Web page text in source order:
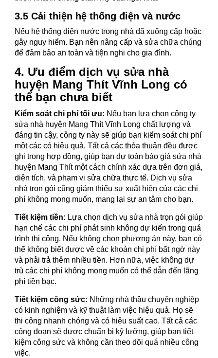
3.5 Cải thiện hệ thống điện và nước
Nếu hệ thống điện nước trong nhà đã xuống cấp hoặc
gây nguy hiểm. Bạn nên nâng cấp và sửa chữa chúng
để đảm bảo an toàn và tiện nghi cho gia đình.
4. Ưu điểm dịch vụ sửa nhà
huyện Mang Thít Vĩnh Long có
thể bạn chưa biết
Kiểm soát chi phí tối ưu: Nếu bạn lựa chọn công ty
sửa nhà huyện Mang Thít Vĩnh Long chất lượng và
đáng tin cậy, công ty này sẽ giúp bạn kiểm soát chi phí
một các có hiệu quả. Tất cả các thỏa thuận đều được
ghi trong hợp đồng, giúp bạn dự toán báo giá sửa nhà
huyện Mang Thít một cách chính xác dựa trên đơn giá,
diện tích, và phạm vi sửa chữa thực tế. Dịch vụ sửa
nhà trọn gói cũng giảm thiểu sự xuất hiện của các chi
phí không mong muốn, mang lại sự an tâm cho bạn.
Tiết kiệm tiền: Lựa chọn dịch vụ sửa nhà trọn gói giúp
hạn chế các chi phí phát sinh không dự kiến trong quá
trình thi công. Nếu không chọn phương án này, bạn có
thể không biết được về các khoản chi phí bất ngờ này
và phải trả thêm nhiều tiền. Hơn nữa, việc không dự
trù các chi phí không mong muốn có thể dẫn đến lãng
phí tiền bạc.
Tiết kiệm công sức: Những nhà thầu chuyên nghiệp
có kinh nghiệm và kỹ thuật làm việc hiệu quả. Họ sẽ
thi công nhanh chóng và có hiệu suất cao. Tất cả các
công đoạn sẽ được chuẩn bị kỹ lưỡng, giúp bạn tiết
kiệm công sức và không cần theo dõi quá nhiều công
việc.